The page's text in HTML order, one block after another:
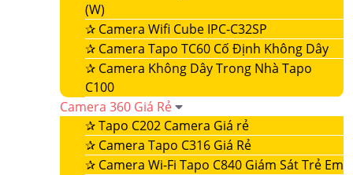
(W)
✰ Camera Wifi Cube IPC-C32SP
✰ Camera Tapo TC60 Cố Định Không Dây
✰ Camera Không Dây Trong Nhà Tapo
C100
Camera 360 Giá Rẻ
✰Tapo C202 Camera Giá rẻ
✰ Camera Tapo C316 Giá Rẻ
✰ Camera Wi-Fi Tapo C840 Giám Sát Trẻ Em